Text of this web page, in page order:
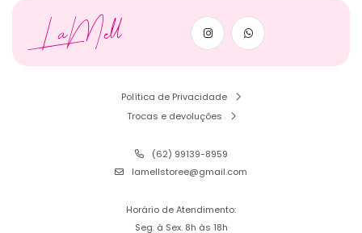
LaMell
Política de Privacidade
Trocas e devoluções
(62) 99139-8959
lamellstoree@gmail.com
Horário de Atendimento:
Seg. à Sex. 8h às 18h